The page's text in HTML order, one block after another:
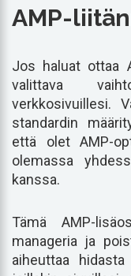
AMP-
Jos haluat ottaa
valittava
verkkosivuillesi.
standardin
että olet AMP-
olemassa
kanssa.
Tämä AMP-
manageria ja
aiheuttaa